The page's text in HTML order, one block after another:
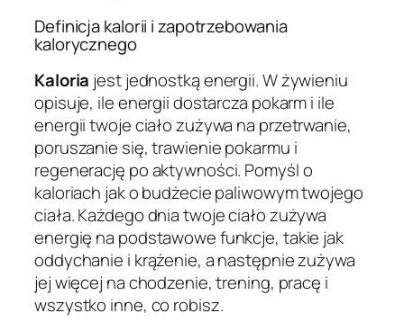
Definicja kalorii i zapotrzebowania
kalorycznego
Kaloria jest jednostką energii. W żywieniu
opisuje, ile energii dostarcza pokarm i ile
energii twoje ciało zużywa na przetrwanie,
poruszanie się, trawienie pokarmu i
regenerację po aktywności. Pomyśl o
kaloriach jak o budżecie paliwowym twojego
ciała. Każdego dnia twoje ciało zużywa
energię na podstawowe funkcje, takie jak
oddychanie i krążenie, a następnie zużywa
jej więcej na chodzenie, trening, pracę i
wszystko inne, co robisz.